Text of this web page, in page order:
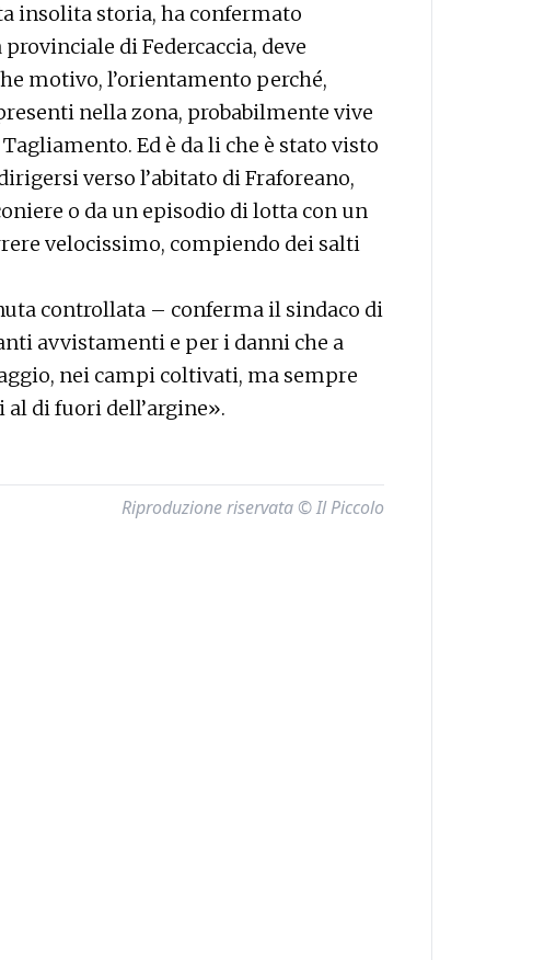
insolita storia, ha confermato
di Federcaccia, deve
motivo, l’orientamento perché,
nella zona, probabilmente vive
Ed è da li che è stato visto
verso l’abitato di Fraforeano,
o da un episodio di lotta con un
velocissimo, compiendo dei salti
controllata – conferma il sindaco di
avvistamenti e per i danni che a
nei campi coltivati, ma sempre
al di fuori dell’argine».
Riproduzione riservata © Il Piccolo